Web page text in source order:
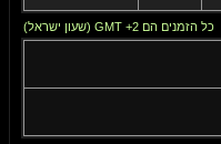
כל הזמנים הם GMT +2 (שעון ישראל)